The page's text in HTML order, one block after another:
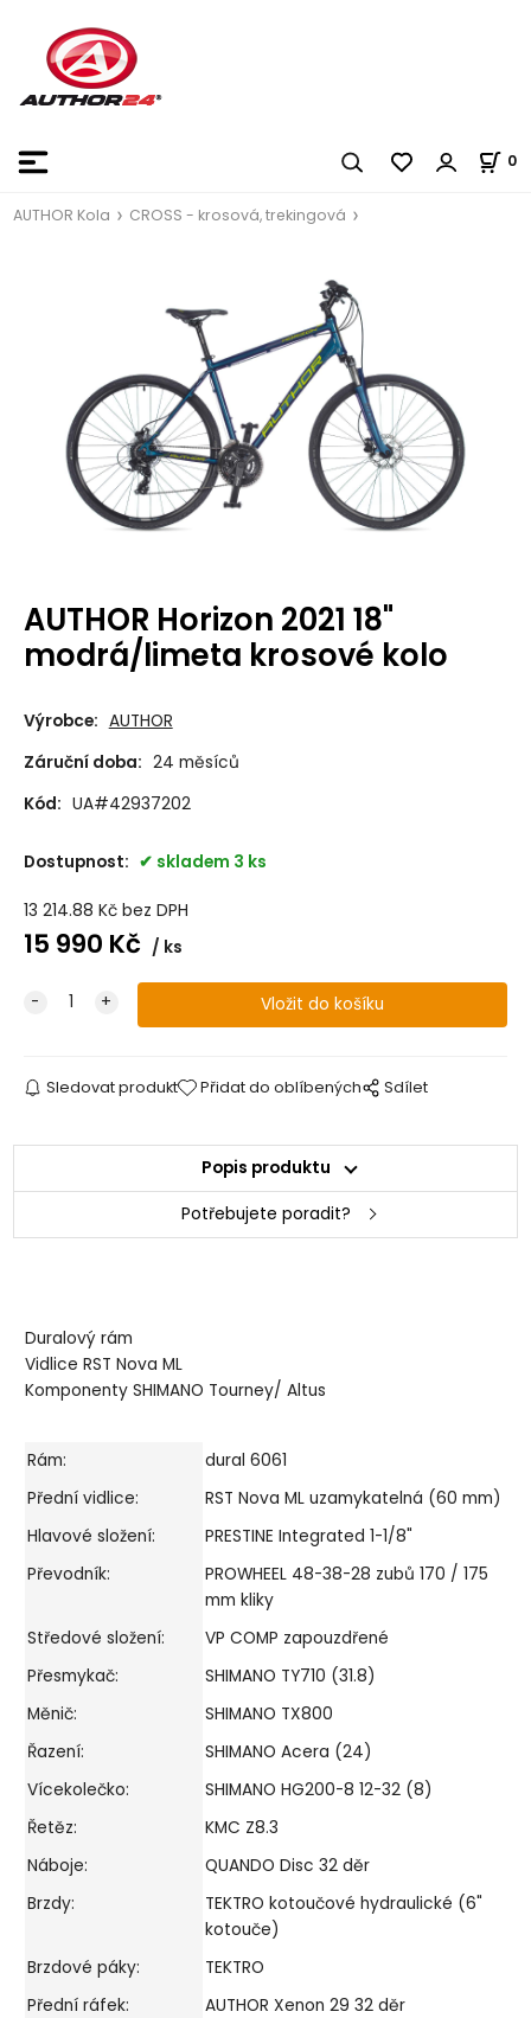
0
AUTHOR Kola CROSS - krosová, trekingová
AUTHOR Horizon 2021 18"
modrá/limeta krosové kolo
Výrobce: AUTHOR
Záruční doba: 24 měsíců
Kód: UA#42937202
Dostupnost: skladem 3 ks
13 214.88 Kč bez DPH
15 990 Kč ks
Sledovat produkt Přidat do oblíbených Sdílet
Popis produktu
Potřebujete poradit?
Duralový rám
Vidlice RST Nova ML
Komponenty SHIMANO Tourney/ Altus
Rám:
dural 6061
Přední vidlice:
RST Nova ML uzamykatelná (60 mm)
Hlavové složení:
PRESTINE Integrated 1-1/8"
Převodník:
PROWHEEL 48-38-28 zubů 170 / 175
mm kliky
Středové složení:
VP COMP zapouzdřené
Přesmykač:
SHIMANO TY710 (31.8)
Měnič:
SHIMANO TX800
Řazení:
SHIMANO Acera (24)
Vícekolečko:
SHIMANO HG200-8 12-32 (8)
Řetěz:
KMC Z8.3
Náboje:
QUANDO Disc 32 děr
Brzdy:
TEKTRO kotoučové hydraulické (6"
kotouče)
Brzdové páky:
TEKTRO
Přední ráfek:
AUTHOR Xenon 29 32 děr